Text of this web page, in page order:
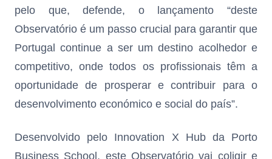
pelo que, defende, o lançamento “deste
Observatório é um passo crucial para garantir que
Portugal continue a ser um destino acolhedor e
competitivo, onde todos os profissionais têm a
oportunidade de prosperar e contribuir para o
desenvolvimento económico e social do país”.
Desenvolvido pelo Innovation X Hub da Porto
Business School, este Observatório vai coligir e